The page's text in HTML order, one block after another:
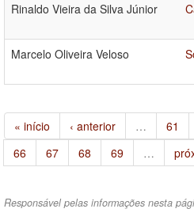
Rinaldo Vieira da Silva Júnior
Marcelo Oliveira Veloso
« início ‹ anterior … 61
66
67 68 69 …
Responsável pelas informações nesta